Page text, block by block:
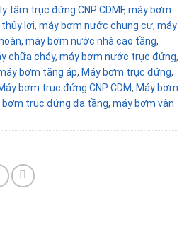
tâm trục đứng CNP CDMF, máy bơm
lợi, máy bơm nước chung cư, máy
, máy bơm nước nhà cao tầng,
chữa cháy, máy bơm nước trục đứng,
bơm tăng áp, Máy bơm trục đứng,
bơm trục đứng CNP CDM, Máy bơm
bơm trục đứng đa tầng, máy bơm vận